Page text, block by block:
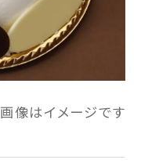
画像はイメージです